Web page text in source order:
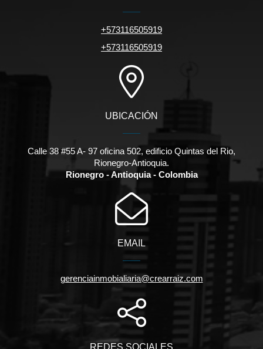
+573116505919
+573116505919
UBICACIÓN
Calle 38 #55 A- 97 oficina 502, edificio Quintas del Rio,
Rionegro-Antioquia.
Rionegro - Antioquia - Colombia
EMAIL
gerenciainmobialiaria@crearraiz.com